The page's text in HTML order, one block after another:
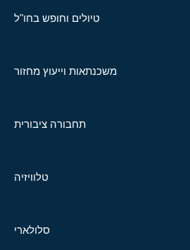
טיולים וחופש בחו"ל
משכנתאות וייעוץ מחזור
תחבורה ציבורית
טלוויזיה
סלולארי